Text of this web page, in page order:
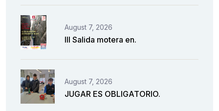
August 7, 2026
III Salida motera en.
August 7, 2026
JUGAR ES OBLIGATORIO.